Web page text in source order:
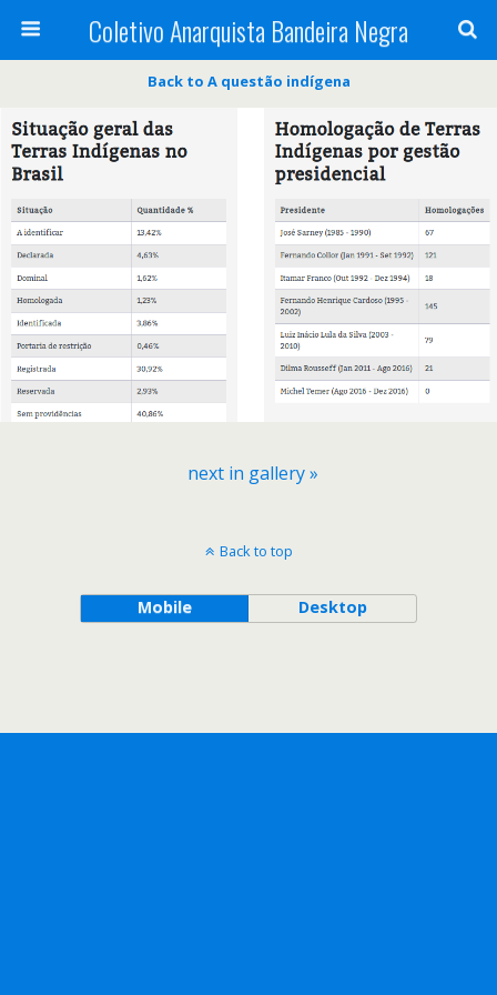
Coletivo Anarquista Bandeira Negra
Back to A questão indígena
next in gallery »
Back to top
Mobile Desktop